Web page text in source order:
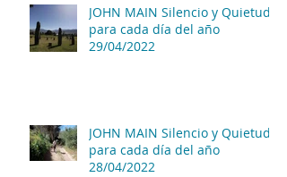
JOHN MAIN Silencio y Quietud
para cada día del año
29/04/2022
JOHN MAIN Silencio y Quietud
para cada día del año
28/04/2022